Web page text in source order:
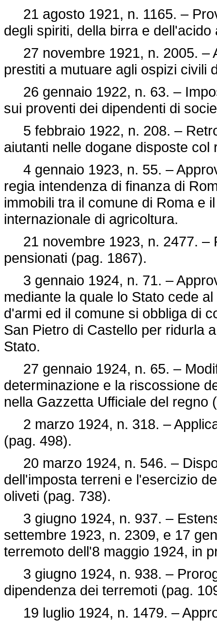
21 agosto 1921, n. 1165. –
degli spiriti, della birra e
27 novembre 1921, n. 2005. –
prestiti a mutuare agli ospizi civili
26 gennaio 1922, n. 63. –
sui proventi dei dipendenti di
5 febbraio 1922, n. 208. –
aiutanti nelle dogane disposte col
4 gennaio 1923, n. 55. –
regia intendenza di finanza di
immobili tra il comune di Roma e
internazionale di agricoltura.
21 novembre 1923, n. 2477. –
pensionati (pag. 1867).
3 gennaio 1924, n. 71. –
mediante la quale lo Stato cede
d'armi ed il comune si obbliga di
San Pietro di Castello per ridurla
Stato.
27 gennaio 1924, n. 65. –
determinazione e la riscossione
nella Gazzetta Ufficiale del regno
2 marzo 1924, n. 318. –
(pag. 498).
20 marzo 1924, n. 546. –
dell'imposta terreni e l'esercizio
oliveti (pag. 738).
3 giugno 1924, n. 937. –
settembre 1923, n. 2309, e 17
terremoto dell'8 maggio 1924, in
3 giugno 1924, n. 938. –
dipendenza dei terremoti (pag.
19 luglio 1924, n. 1479. –